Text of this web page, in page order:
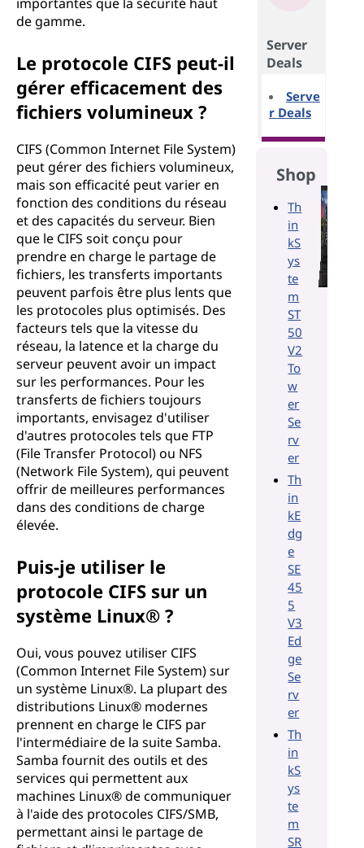
de gamme.
Le protocole CIFS peut-il
gérer efficacement des
fichiers volumineux ?
CIFS (Common Internet File System)
peut gérer des fichiers volumineux,
mais son efficacité peut varier en
fonction des conditions du réseau
et des capacités du serveur. Bien
que le CIFS soit conçu pour
prendre en charge le partage de
fichiers, les transferts importants
peuvent parfois être plus lents que
les protocoles plus optimisés. Des
facteurs tels que la vitesse du
réseau, la latence et la charge du
serveur peuvent avoir un impact
sur les performances. Pour les
transferts de fichiers toujours
importants, envisagez d'utiliser
d'autres protocoles tels que FTP
(File Transfer Protocol) ou NFS
(Network File System), qui peuvent
offrir de meilleures performances
dans des conditions de charge
élevée.
Puis-je utiliser le
protocole CIFS sur un
système Linux® ?
Oui, vous pouvez utiliser CIFS
(Common Internet File System) sur
un système Linux®. La plupart des
distributions Linux® modernes
prennent en charge le CIFS par
l'intermédiaire de la suite Samba.
Samba fournit des outils et des
services qui permettent aux
machines Linux® de communiquer
à l'aide des protocoles CIFS/SMB,
permettant ainsi le partage de
Server
Deals
Serve
r Deals
Shop
Th
in
kS
ys
te
m
ST
50
V2
To
w
er
Se
rv
er
Th
in
kE
dg
e
SE
45
5
V3
Ed
ge
Se
rv
er
Th
in
kS
ys
te
m
SR